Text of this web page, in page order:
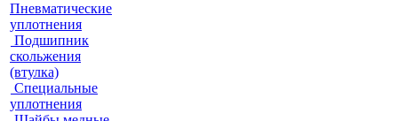
Пневматические
уплотнения
Подшипник
скольжения
(втулка)
Специальные
уплотнения